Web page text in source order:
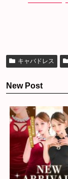
キャバドレス
New Post